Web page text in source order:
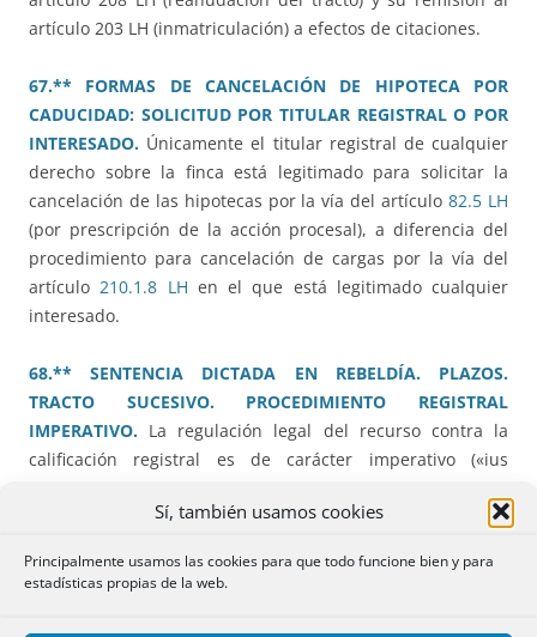
Sí, también usamos cookies
Principalmente usamos las cookies para que todo funcione bien y para
estadísticas propias de la web.
artículo 203 LH (inmatriculación) a efectos de citaciones.
67.** FORMAS DE CANCELACIÓN DE HIPOTECA POR
CADUCIDAD: SOLICITUD POR TITULAR REGISTRAL O POR
INTERESADO. Únicamente el titular registral de cualquier
derecho sobre la finca está legitimado para solicitar la
cancelación de las hipotecas por la vía del artículo82.5 LH
(por prescripción de la acción procesal), a diferencia del
procedimiento para cancelación de cargas por la vía del
artículo210.1.8 LH en el que está legitimado cualquier
interesado.
68.** SENTENCIA DICTADA EN REBELDÍA. PLAZOS.
TRACTO SUCESIVO. PROCEDIMIENTO REGISTRAL
IMPERATIVO. La regulación legal del recurso contra la
calificación registral es de carácter imperativo («ius
previstos, como notificar a titulares intermedios. Los
deben ser objeto de cancelación y para inscribir las
de ser firmes, deben haber trascurridos los plazos de